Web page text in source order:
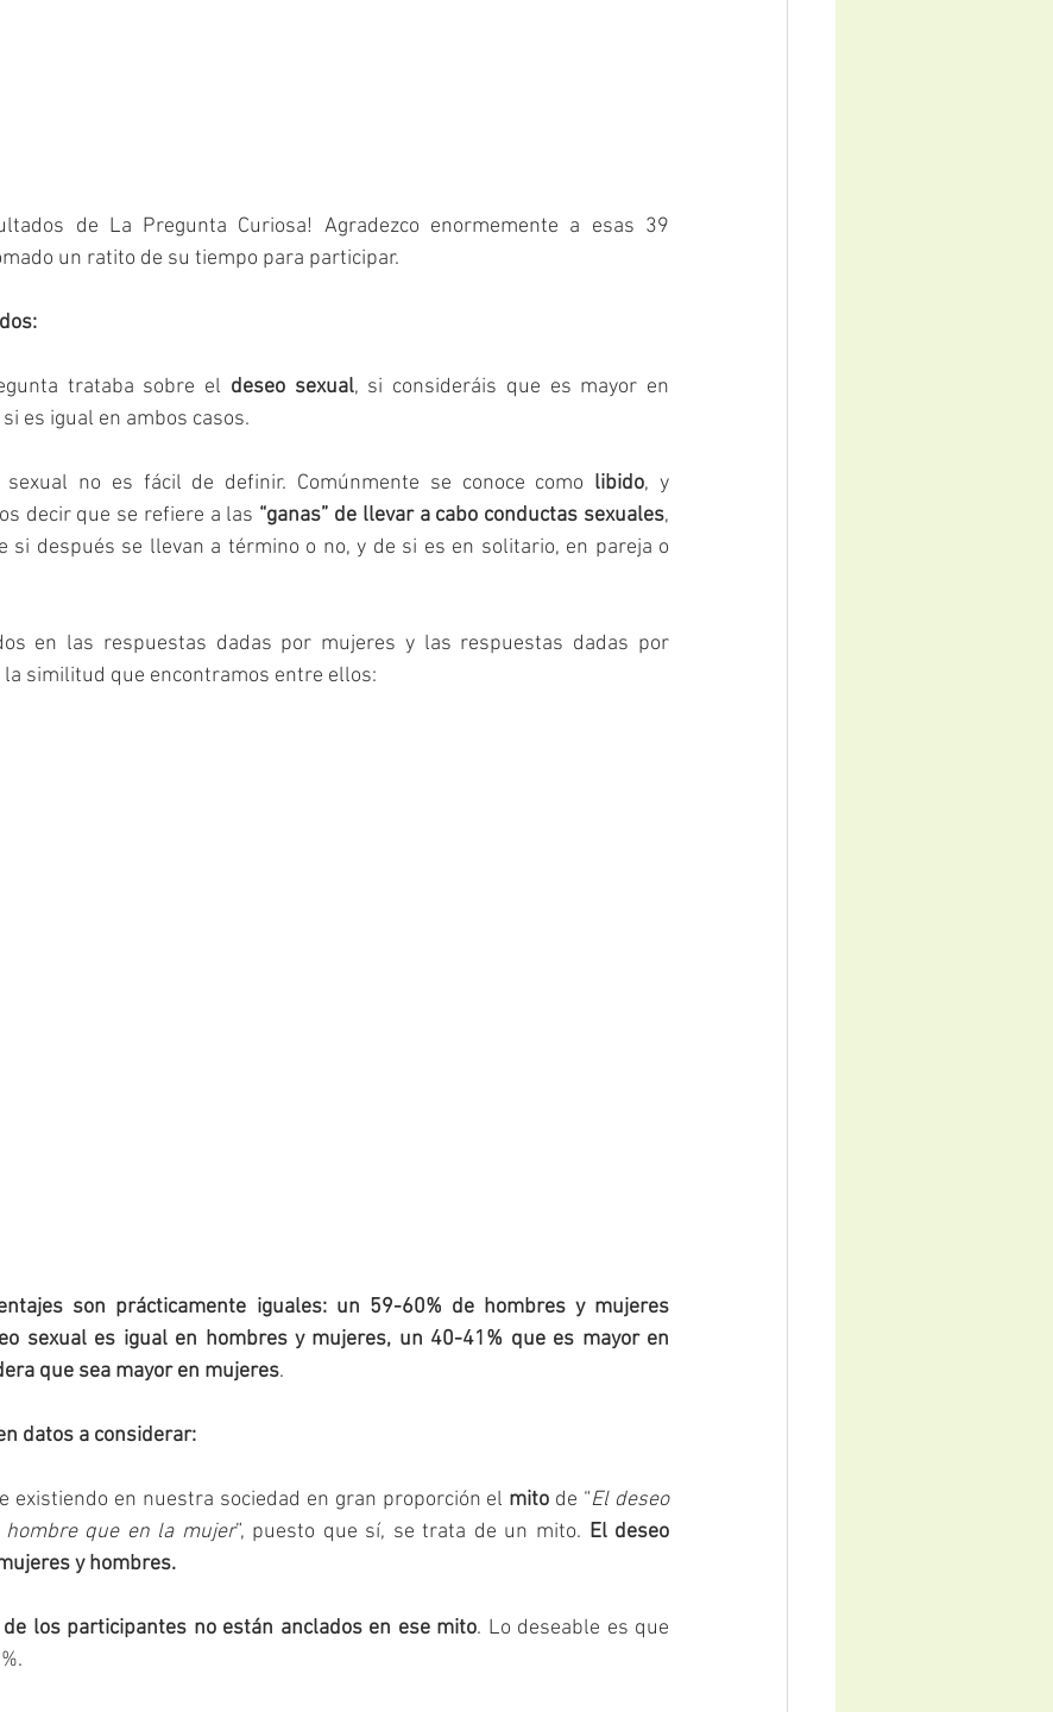
un ratito de su tiempo para participar.
trataba sobre el deseo sexual, si consideráis que es mayor en
es igual en ambos casos.
no es fácil de definir. Comúnmente se conoce como libido, y
decir que se refiere a las “ganas” de llevar a cabo conductas sexuales,
si después se llevan a término o no, y de si es en solitario, en pareja o
en las respuestas dadas por mujeres y las respuestas dadas por
similitud que encontramos entre ellos:
son prácticamente iguales: un 59-60% de hombres y mujeres
sexual es igual en hombres y mujeres, un 40-41% que es mayor en
que sea mayor en mujeres.
datos a considerar:
existiendo en nuestra sociedad en gran proporción el mito de “El deseo
que en la mujer”, puesto que sí, se trata de un mito. El deseo
y hombres.
los participantes no están anclados en ese mito. Lo deseable es que